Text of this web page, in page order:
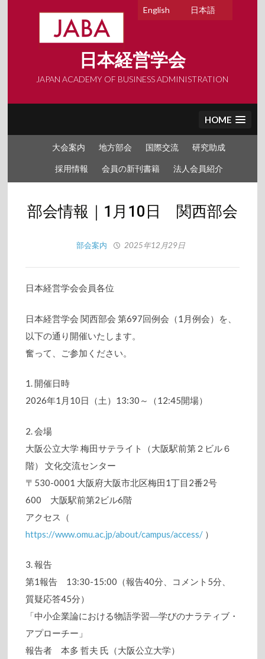
日本語
English
日本経営学会
JAPAN ACADEMY OF BUSINESS ADMINISTRATION
HOME
大会案内 地方部会 国際交流 研究助成
採用情報 会員の新刊書籍 法人会員紹介
部会情報｜1月10日 関西部会
部会案内 2025年12月29日
日本経営学会会員各位
日本経営学会 関西部会 第697回例会（1月例会）を、
以下の通り開催いたします。
奮って、ご参加ください。
1. 開催日時
2026年1月10日（土）13:30～（12:45開場）
2. 会場
大阪公立大学 梅田サテライト（大阪駅前第２ビル６
階） 文化交流センター
〒530-0001 大阪府大阪市北区梅田1丁目2番2号
600 大阪駅前第2ビル6階
アクセス（
https://www.omu.ac.jp/about/campus/access/ ）
3. 報告
第1報告 13:30-15:00（報告40分、コメント5分、
質疑応答45分）
「中小企業論における物語学習―学びのナラティブ・
アプローチー」
報告者 本多 哲夫 氏（大阪公立大学）